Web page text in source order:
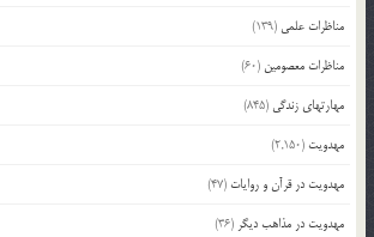
مناظرات علمی (139)
مناظرات معصومین (60)
مهارتهای زندگی (845)
مهدویت (2,150)
مهدویت در قرآن و روایات (47)
مهدویت در مذاهب دیگر (36)